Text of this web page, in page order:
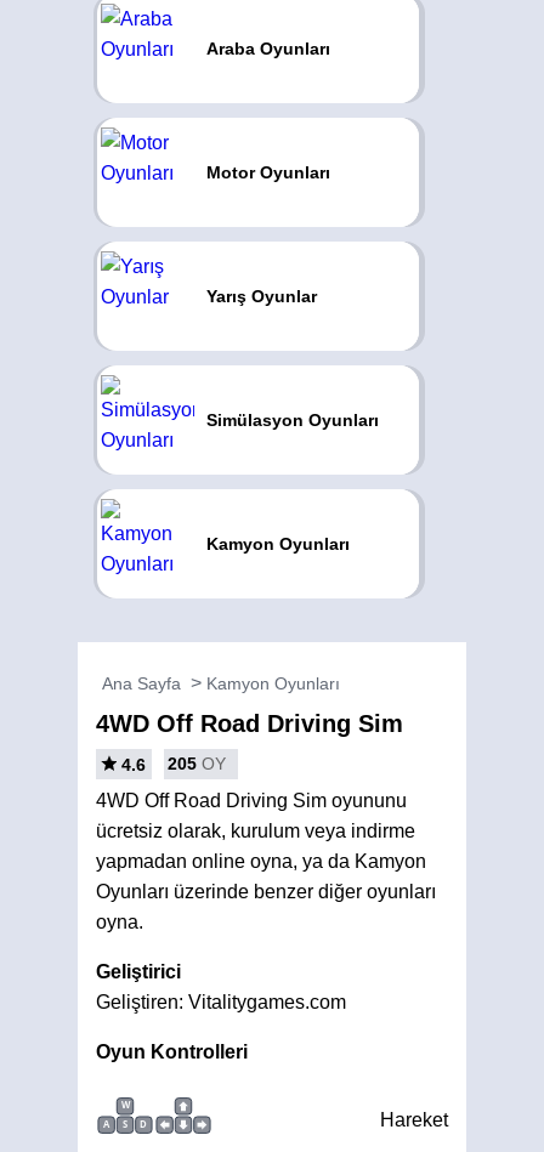
Araba Oyunları
Motor Oyunları
Yarış Oyunlar
Simülasyon Oyunları
Kamyon Oyunları
Ana Sayfa Kamyon Oyunları
4WD Off Road Driving Sim
4.6 205 OY
4WD Off Road Driving Sim oyununu
ücretsiz olarak, kurulum veya indirme
yapmadan online oyna, ya da Kamyon
Oyunları üzerinde benzer diğer oyunları
oyna.
Geliştirici
Geliştiren: Vitalitygames.com
Oyun Kontrolleri
W
A
S D Hareket